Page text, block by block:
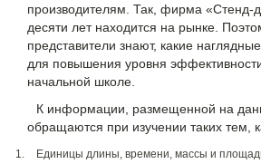
производителям. Так, фирма «Стенд-
десяти лет находится на рынке.
представители знают, какие
для повышения уровня
начальной школе.
К информации, размещенной на
обращаются при изучении таких тем,
Единицы длины, времени, массы и